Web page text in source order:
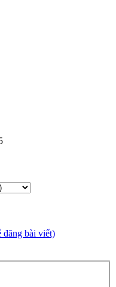
bài viết)